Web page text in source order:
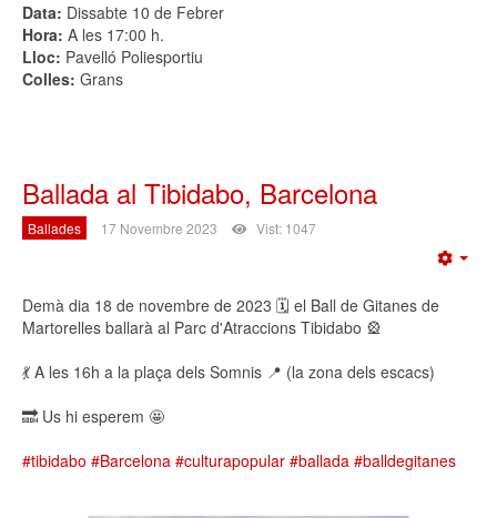
Data: Dissabte 10 de Febrer
Hora: A les 17:00 h.
Lloc: Pavelló Poliesportiu
Colles: Grans
Ballada al Tibidabo, Barcelona
Ballades 17 Novembre 2023 Vist: 1047
Demà dia 18 de novembre de 2023 🗓️ el Ball de Gitanes de
Martorelles ballarà al Parc d'Atraccions Tibidabo 🎡
💃 A les 16h a la plaça dels Somnis 📍 (la zona dels escacs)
🔜 Us hi esperem 🤩
#tibidabo #Barcelona #culturapopular #ballada #balldegitanes